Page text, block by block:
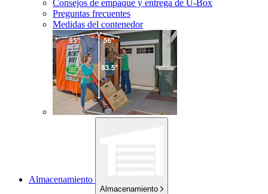
Consejos de empaque y entrega de U-Box
Preguntas frecuentes
Medidas del contenedor
Almacenamiento
Almacenamiento